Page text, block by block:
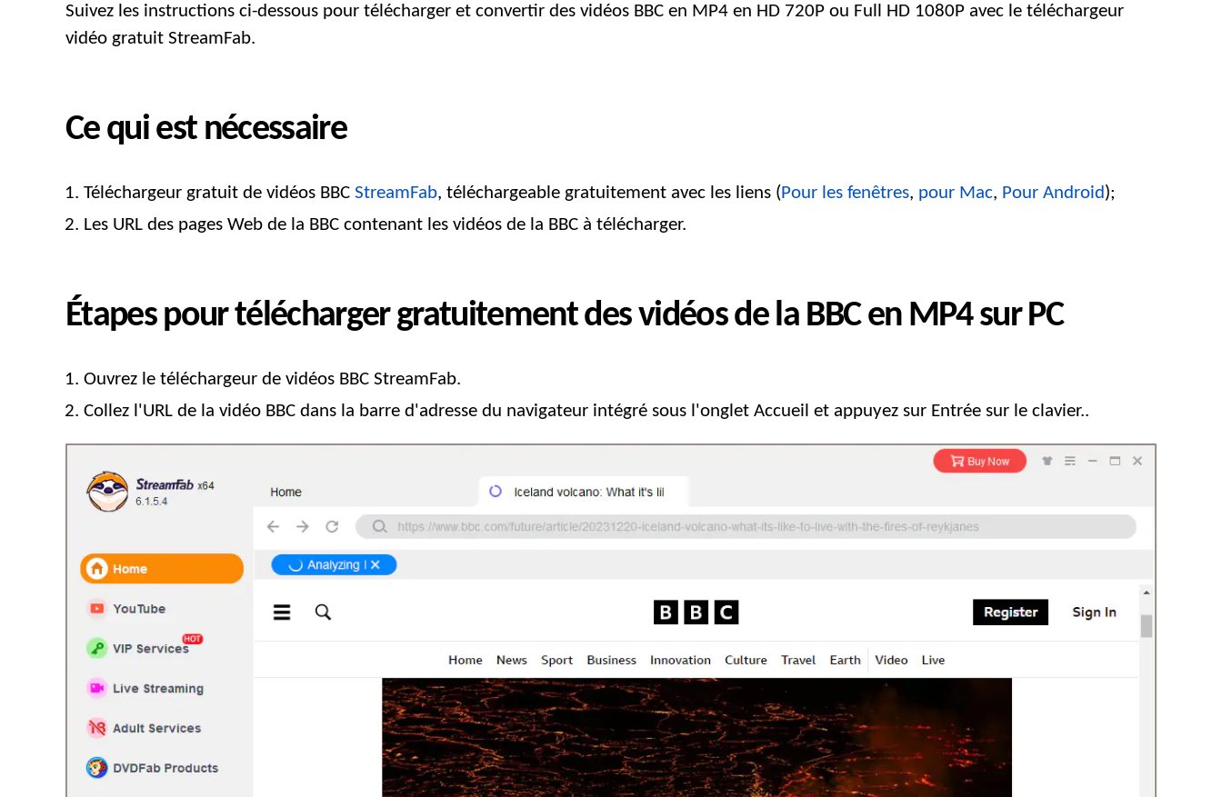
Suivez les instructions ci-dessous pour télécharger et convertir des vidéos BBC en MP4 en HD 720P ou Full HD 1080P avec le téléchargeur
vidéo gratuit StreamFab.
Ce qui est nécessaire
Téléchargeur gratuit de vidéos BBC StreamFab, téléchargeable gratuitement avec les liens (Pour les fenêtres, pour Mac, Pour Android);
Les URL des pages Web de la BBC contenant les vidéos de la BBC à télécharger.
Étapes pour télécharger gratuitement des vidéos de la BBC en MP4 sur PC
Ouvrez le téléchargeur de vidéos BBC StreamFab.
Collez l'URL de la vidéo BBC dans la barre d'adresse du navigateur intégré sous l'onglet Accueil et appuyez sur Entrée sur le clavier..